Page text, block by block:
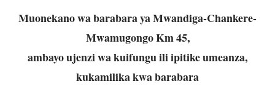
Muonekano wa barabara ya Mwandiga-Chankere-
Mwamugongo Km 45,
ambayo ujenzi wa kuifungu ili ipitike umeanza,
kukamilika kwa barabara